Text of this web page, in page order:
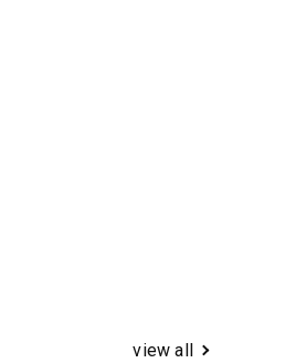
view all